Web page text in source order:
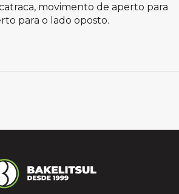
movimento de aperto para
para o lado oposto.